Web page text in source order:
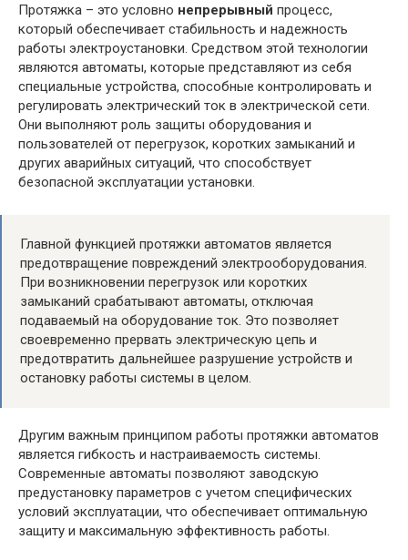
Протяжка – это условно непрерывный процесс,
который обеспечивает стабильность и надежность
работы электроустановки. Средством этой технологии
являются автоматы, которые представляют из себя
специальные устройства, способные контролировать и
регулировать электрический ток в электрической сети.
Они выполняют роль защиты оборудования и
пользователей от перегрузок, коротких замыканий и
других аварийных ситуаций, что способствует
безопасной эксплуатации установки.
Главной функцией протяжки автоматов является
предотвращение повреждений электрооборудования.
При возникновении перегрузок или коротких
замыканий срабатывают автоматы, отключая
подаваемый на оборудование ток. Это позволяет
своевременно прервать электрическую цепь и
предотвратить дальнейшее разрушение устройств и
остановку работы системы в целом.
Другим важным принципом работы протяжки автоматов
является гибкость и настраиваемость системы.
Современные автоматы позволяют заводскую
предустановку параметров с учетом специфических
условий эксплуатации, что обеспечивает оптимальную
защиту и максимальную эффективность работы.